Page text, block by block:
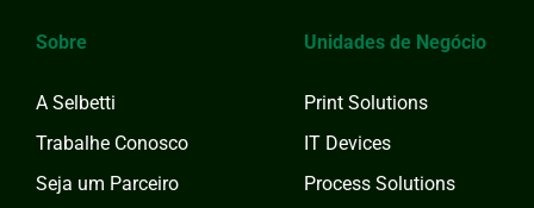
Sobre
A Selbetti
Trabalhe Conosco
Seja um Parceiro
Unidades de Negócio
Print Solutions
IT Devices
Process Solutions